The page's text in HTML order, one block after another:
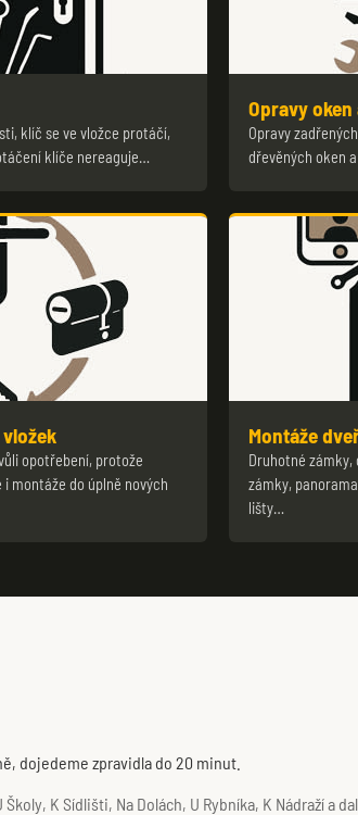
klíč se ve vložce protáčí,
klíče nereaguje…
Opravy
Opravy
dřevěných oken
opotřebení, protože
montáže do úplně nových
Montáže
Druhotné
zámky,
lišty…
dojedeme zpravidla do 20 minut.
K Sídlišti, Na Dolách, U Rybníka, K Nádraží a